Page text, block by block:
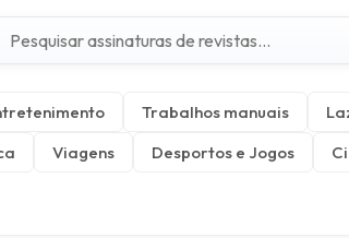
Trabalhos manuais
Viagens Desportos e Jogos